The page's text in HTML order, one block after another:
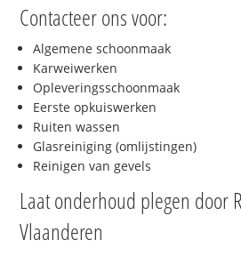
Contacteer ons voor:
Algemene schoonmaak
Karweiwerken
Opleveringsschoonmaak
Eerste opkuiswerken
Ruiten wassen
Glasreiniging (omlijstingen)
Reinigen van gevels
Laat onderhoud plegen door
Vlaanderen